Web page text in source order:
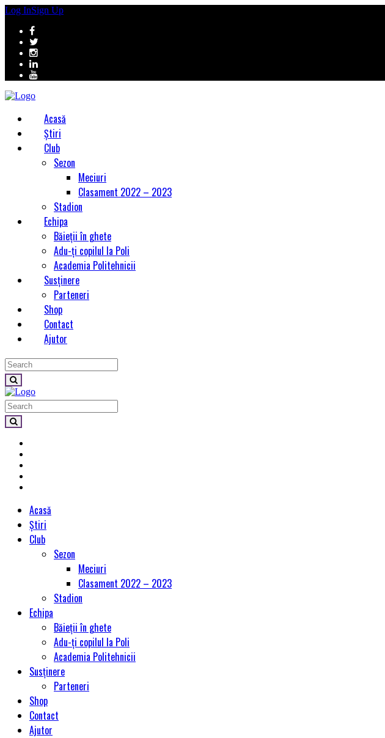
Log InSign Up
Acasă
Știri
Club
Sezon
Meciuri
Clasament 2022 – 2023
Stadion
Echipa
Băieții în ghete
Adu-ți copilul la Poli
Academia Politehnicii
Susținere
Parteneri
Shop
Contact
Ajutor
Acasă
Știri
Club
Sezon
Meciuri
Clasament 2022 – 2023
Stadion
Echipa
Băieții în ghete
Adu-ți copilul la Poli
Academia Politehnicii
Susținere
Parteneri
Shop
Contact
Ajutor